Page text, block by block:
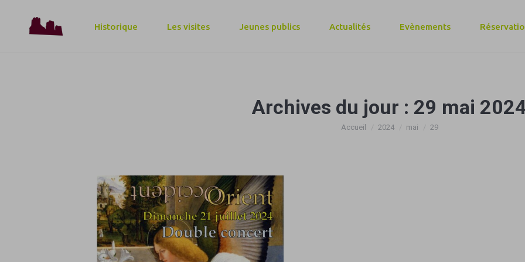
Historique Les visites Jeunes publics Actualités Evènements
Archives du jour : 29 mai
Vous êtes ici :
Accueil 2024 mai 29